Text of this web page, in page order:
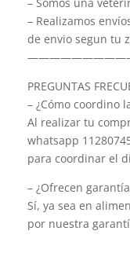
– Realizamos
de envio segun tu
PREGUNTAS
– ¿Cómo coordino
Al realizar tu
whatsapp
para coordinar el
– ¿Ofrecen
Sí, ya sea en
por nuestra